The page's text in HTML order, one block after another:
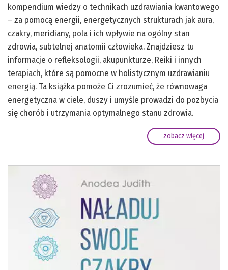
kompendium wiedzy o technikach uzdrawiania kwantowego
– za pomocą energii, energetycznych strukturach jak aura,
czakry, meridiany, pola i ich wpływie na ogólny stan
zdrowia, subtelnej anatomii człowieka. Znajdziesz tu
informacje o refleksologii, akupunkturze, Reiki i innych
terapiach, które są pomocne w holistycznym uzdrawianiu
energią. Ta książka pomoże Ci zrozumieć, że równowaga
energetyczna w ciele, duszy i umyśle prowadzi do pozbycia
się chorób i utrzymania optymalnego stanu zdrowia.
zobacz więcej